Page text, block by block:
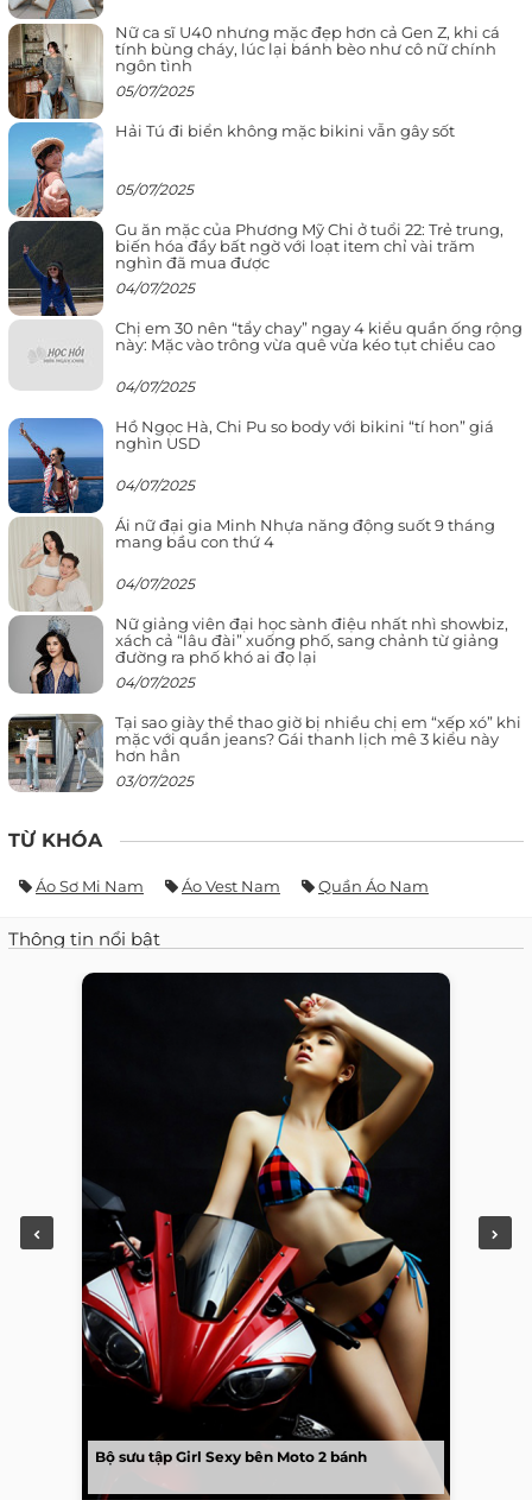
Nữ ca sĩ U40 nhưng mặc đẹp hơn cả Gen Z, khi cá
tính bùng cháy, lúc lại bánh bèo như cô nữ chính
ngôn tình
05/07/2025
Hải Tú đi biển không mặc bikini vẫn gây sốt
05/07/2025
Gu ăn mặc của Phương Mỹ Chi ở tuổi 22: Trẻ trung,
biến hóa đầy bất ngờ với loạt item chỉ vài trăm
nghìn đã mua được
04/07/2025
Chị em 30 nên “tẩy chay” ngay 4 kiểu quần ống rộng
này: Mặc vào trông vừa quê vừa kéo tụt chiều cao
04/07/2025
Hồ Ngọc Hà, Chi Pu so body với bikini “tí hon” giá
nghìn USD
04/07/2025
Ái nữ đại gia Minh Nhựa năng động suốt 9 tháng
mang bầu con thứ 4
04/07/2025
Nữ giảng viên đại học sành điệu nhất nhì showbiz,
xách cả “lâu đài” xuống phố, sang chảnh từ giảng
đường ra phố khó ai đọ lại
04/07/2025
Tại sao giày thể thao giờ bị nhiều chị em “xếp xó” khi
mặc với quần jeans? Gái thanh lịch mê 3 kiểu này
hơn hẳn
03/07/2025
TỪ KHÓA
Áo Sơ Mi Nam Áo Vest Nam Quần Áo Nam
Thông tin nổi bật
Bộ sưu tập Girl Sexy bên Moto 2 bánh